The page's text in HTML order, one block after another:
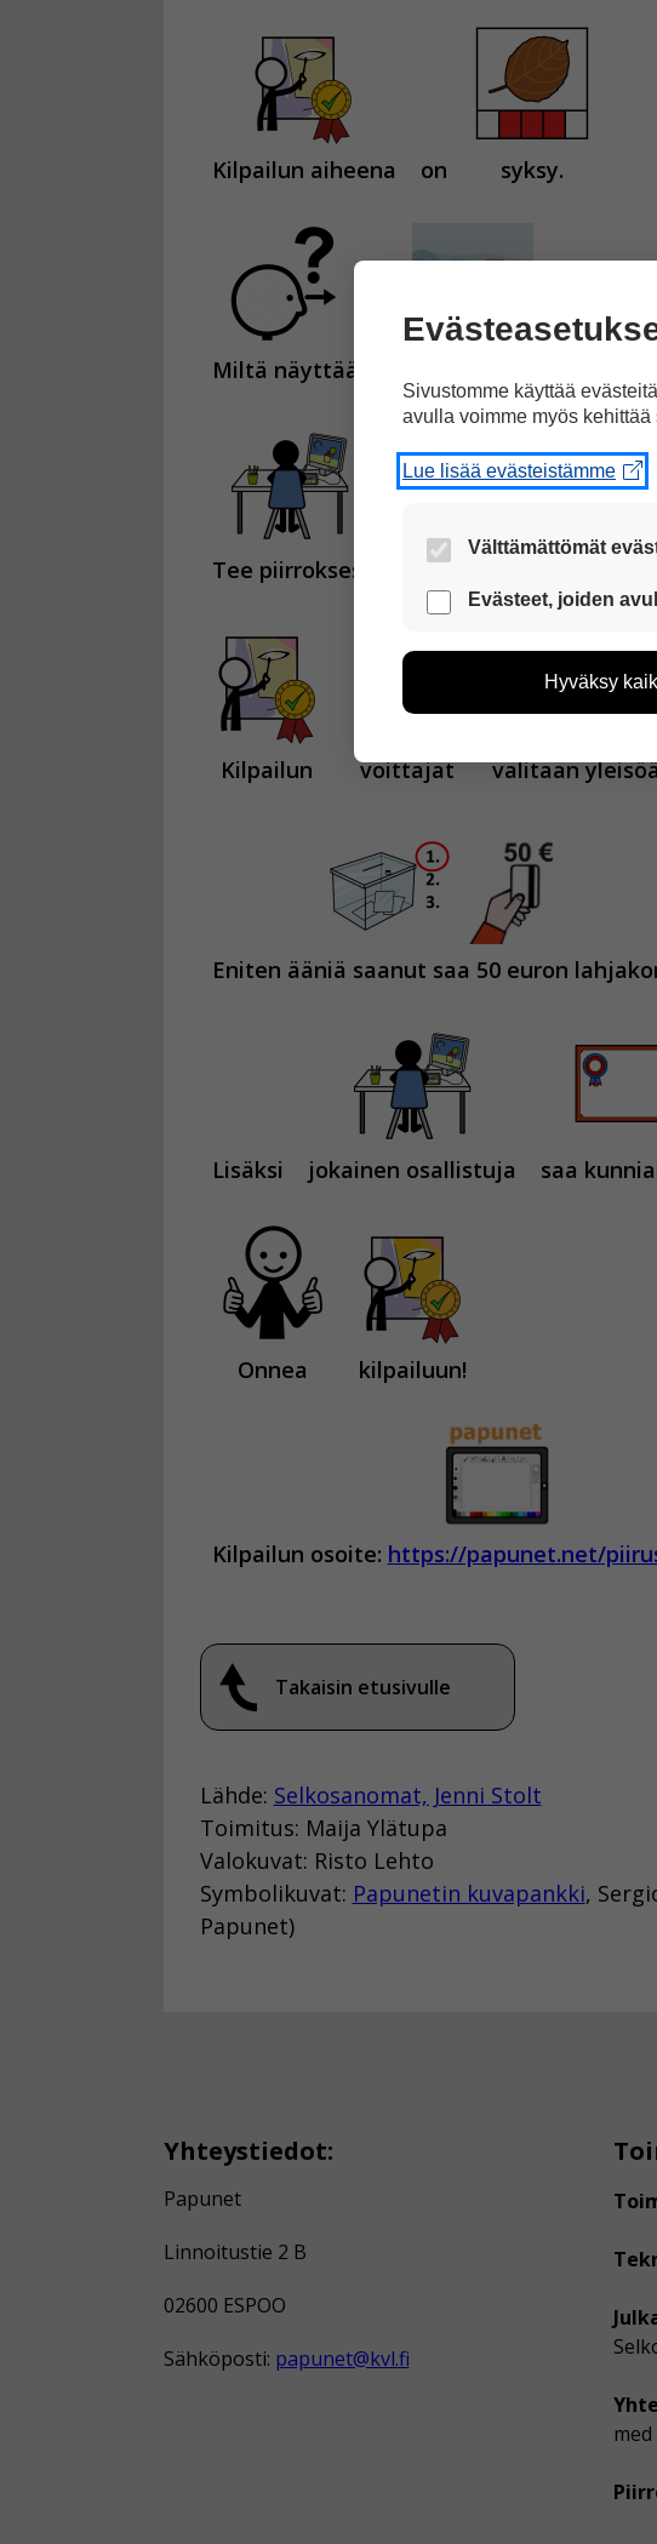
Kilpailun aiheena on syksy.
Miltä näyttää
Tee piirroksesi Papunetin
Kilpailun voittajat valitaan
Eniten ääniä saanut saa 50 euron
Lisäksi jokainen osallistuja saa
Onnea kilpailuun!
Kilpailun osoite: https://papunet.net/
Takaisin etusivulle
Lähde: Selkosanomat, Jenni Stolt
Toimitus: Maija Ylätupa
Valokuvat: Risto Lehto
Symbolikuvat: Papunetin kuvapankki,
Papunet)
Yhteystiedot:
Papunet
Linnoitustie 2 B
02600 ESPOO
Sähköposti: papunet@kvl.fi
Sivustomme käyttää
avulla voimme myös
Lue lisää evästeistämme
Välttämättömät
Nämä evästeet ovat aina
Evästeet, joiden
voimme kehittää
esimerkiksi
kuitenkaan kerää
Hyväksy